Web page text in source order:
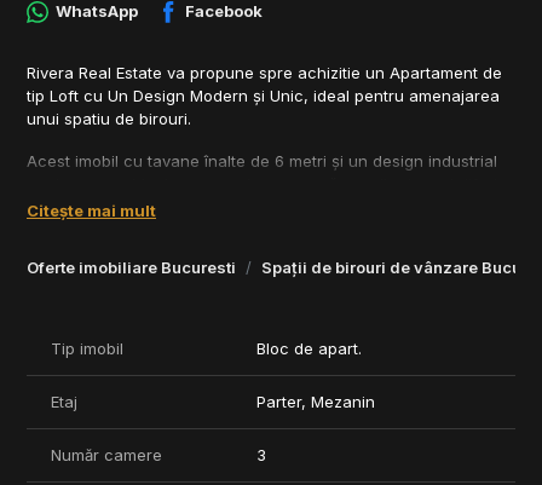
Oferte imobiliare Bucuresti Spații de birouri de vânzare
WhatsApp Facebook
Rivera Real Estate va propune spre achizitie un Apartament de
tip Loft cu Un Design Modern și Unic, ideal pentru amenajarea
unui spatiu de birouri.
Acest imobil cu tavane înalte de 6 metri și un design industrial
față de construcțiile obișnuite. Cu spații vitrate generoase și o
triplus stratificat de tip Chevron, gresia de înaltă calitate marca
Marazzi și șemineul din marmură, inalt de 6 metri, ce domină
premium marca Hans Grohe, adaugă un plus de eleganță, iar
încălzirea în pardoseală asigură confortul dorit.
Citește mai mult
Tip imobil Bloc de apart.
Etaj Parter, Mezanin
Număr camere 3